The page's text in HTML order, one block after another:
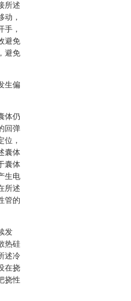
所述
动，
手，
避免
避免
生偏
体仍
回弹
位，
囊体
囊体
生电
所述
管的
发
热硅
述冷
在挠
挠性